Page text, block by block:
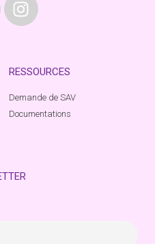
RESSOURCES
Demande de SAV
Documentations